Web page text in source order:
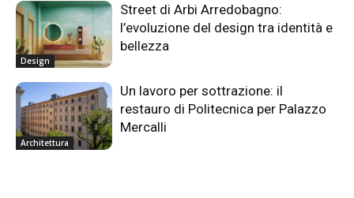
Design
Street di Arbi Arredobagno:
l’evoluzione del design tra identità e
bellezza
Architettura
Un lavoro per sottrazione: il
restauro di Politecnica per Palazzo
Mercalli